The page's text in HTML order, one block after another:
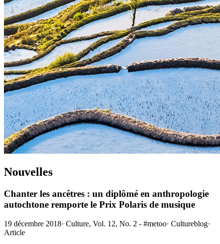
Nouvelles
Chanter les ancêtres : un diplômé en anthropologie
autochtone remporte le Prix Polaris de musique
19 décembre 2018· Culture, Vol. 12, No. 2 - #metoo· Cultureblog·
Article